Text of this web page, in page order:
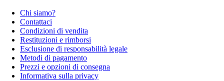
Chi siamo?
Contattaci
Condizioni di vendita
Restituzioni e rimborsi
Esclusione di responsabilità legale
Metodi di pagamento
Prezzi e opzioni di consegna
Informativa sulla privacy